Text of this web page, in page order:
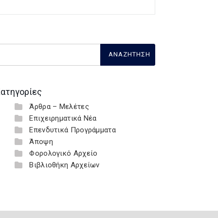
Άρθρα – Μελέτες
Επιχειρηματικά Νέα
Επενδυτικά Προγράμματα
Άποψη
Φορολογικό Αρχείο
Βιβλιοθήκη Αρχείων